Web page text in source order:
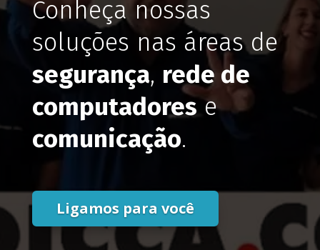
Conheça nossas
soluções nas áreas de
segurança, rede de
computadorese
comunicação.
Ligamos para você